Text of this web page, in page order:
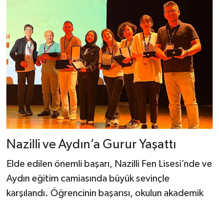
Nazilli ve Aydın’a Gurur Yaşattı
Elde edilen önemli başarı, Nazilli Fen Lisesi’nde ve
Aydın eğitim camiasında büyük sevinçle
karşılandı. Öğrencinin başarısı, okulun akademik